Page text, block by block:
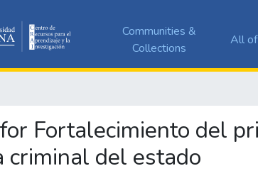
Communities &
Collections
All
Fortalecimiento del
criminal del estado